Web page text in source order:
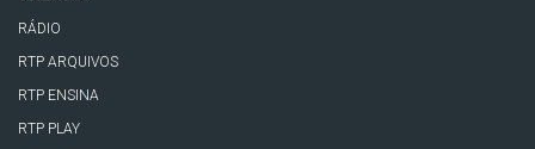
RÁDIO
RTP ARQUIVOS
RTP ENSINA
RTP PLAY